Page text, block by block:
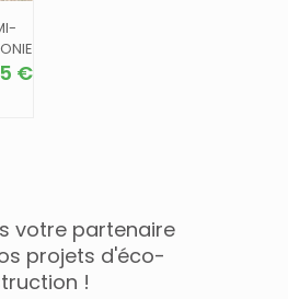
€Plage
votre partenaire
projets d'éco-
!